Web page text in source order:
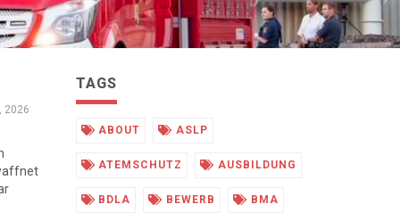
2026
TAGS
ABOUT ASLP
ATEMSCHUTZ AUSBILDUNG
BDLA BEWERB BMA